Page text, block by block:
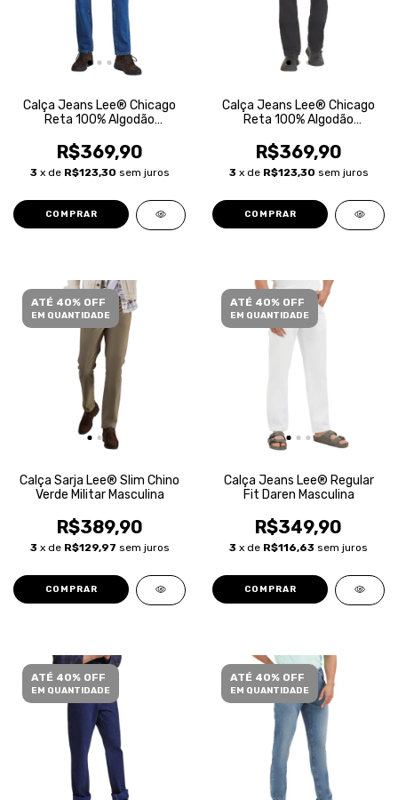
Calça Jeans Lee® Chicago
Reta 100% Algodão
R$369,90
3 x de R$123,30 sem juros
COMPRAR
Calça Jeans Lee® Chicago
Reta 100% Algodão
R$369,90
3 x de R$123,30 sem juros
COMPRAR
ATÉ 40% OFF
EM QUANTIDADE
Calça Sarja Lee® Slim Chino
Verde Militar Masculina
R$389,90
3 x de R$129,97 sem juros
COMPRAR
ATÉ 40% OFF
EM QUANTIDADE
Calça Jeans Lee® Regular
Fit Daren Masculina
R$349,90
3 x de R$116,63 sem juros
COMPRAR
ATÉ 40% OFF
EM QUANTIDADE
ATÉ 40% OFF
EM QUANTIDADE